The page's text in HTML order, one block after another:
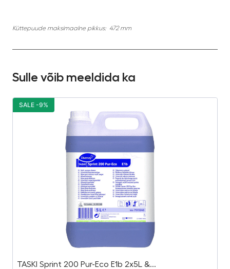
Küttepuude maksimaalne pikkus: 472 mm
Sulle võib meeldida ka
TASKI Sprint 200 Pur-Eco E1b 2x5L &...
SALE -9%